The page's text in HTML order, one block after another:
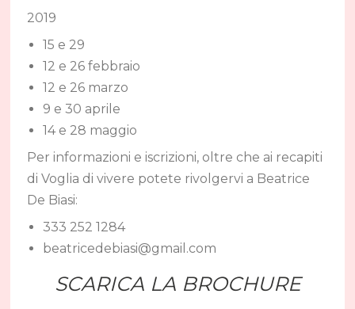
2019
15 e 29
12 e 26 febbraio
12 e 26 marzo
9 e 30 aprile
14 e 28 maggio
Per informazioni e iscrizioni, oltre che ai recapiti
di Voglia di vivere potete rivolgervi a Beatrice
De Biasi:
333 252 1284
beatricedebiasi@gmail.com
SCARICA LA BROCHURE